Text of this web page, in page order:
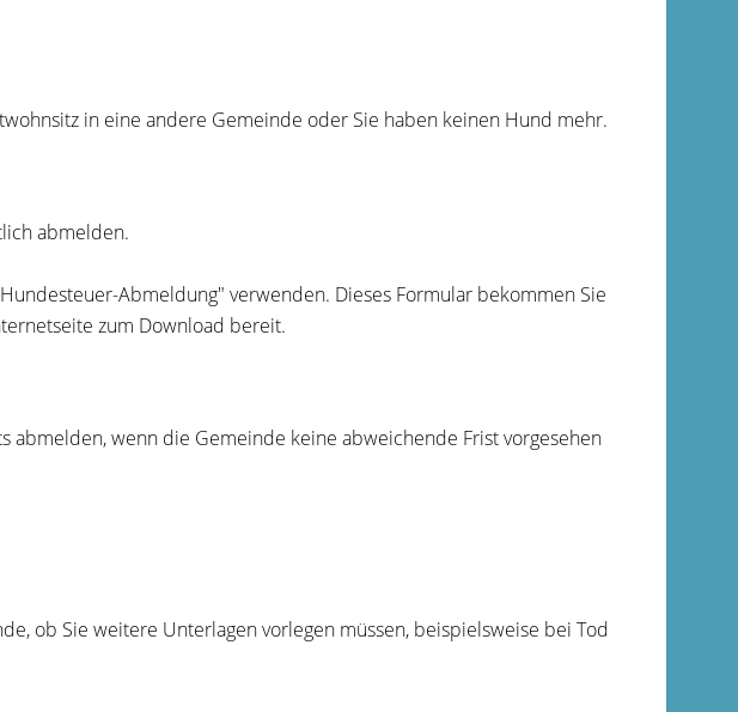
in eine andere Gemeinde oder Sie haben keinen Hund mehr.
abmelden.
Abmeldung" verwenden. Dieses Formular bekommen Sie
zum Download bereit.
abmelden, wenn die Gemeinde keine abweichende Frist vorgesehen
ob Sie weitere Unterlagen vorlegen müssen, beispielsweise bei Tod